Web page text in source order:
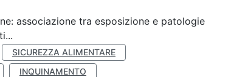
associazione tra esposizione e patologie
SICUREZZA ALIMENTARE
INQUINAMENTO